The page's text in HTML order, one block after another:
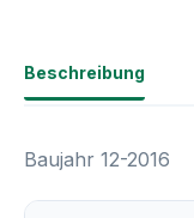
Beschreibung
Baujahr 12-2016